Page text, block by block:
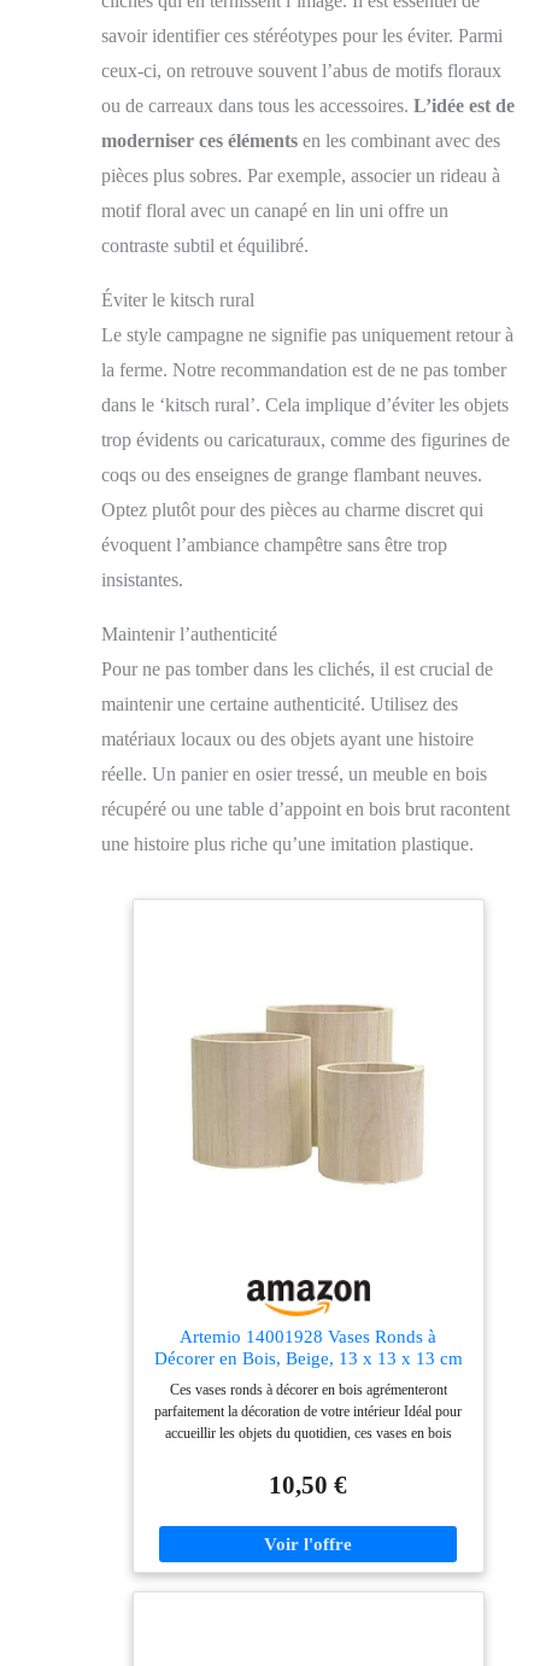
savoir identifier ces stéréotypes pour les éviter. Parmi
ceux-ci, on retrouve souvent l’abus de motifs floraux
ou de carreaux dans tous les accessoires. L’idée est de
moderniser ces éléments en les combinant avec des
pièces plus sobres. Par exemple, associer un rideau à
motif floral avec un canapé en lin uni offre un
contraste subtil et équilibré.
Éviter le kitsch rural
Le style campagne ne signifie pas uniquement retour à
la ferme. Notre recommandation est de ne pas tomber
dans le ‘kitsch rural’. Cela implique d’éviter les objets
trop évidents ou caricaturaux, comme des figurines de
coqs ou des enseignes de grange flambant neuves.
Optez plutôt pour des pièces au charme discret qui
évoquent l’ambiance champêtre sans être trop
insistantes.
Maintenir l’authenticité
Pour ne pas tomber dans les clichés, il est crucial de
maintenir une certaine authenticité. Utilisez des
matériaux locaux ou des objets ayant une histoire
réelle. Un panier en osier tressé, un meuble en bois
récupéré ou une table d’appoint en bois brut racontent
une histoire plus riche qu’une imitation plastique.
Artemio 14001928 Vases Ronds à
Décorer en Bois, Beige, 13 x 13 x 13 cm
Ces vases ronds à décorer en bois agrémenteront
parfaitement la décoration de votre intérieur Idéal pour
accueillir les objets du quotidien, ces vases en bois
votre atelier ou votre salon Vous pourrez décorer vos 3
vases de multiples façons selon vos goûts et
embellissements, de la peinture, des paillettes Matériau:
bois Colore: Beige
10,50 €